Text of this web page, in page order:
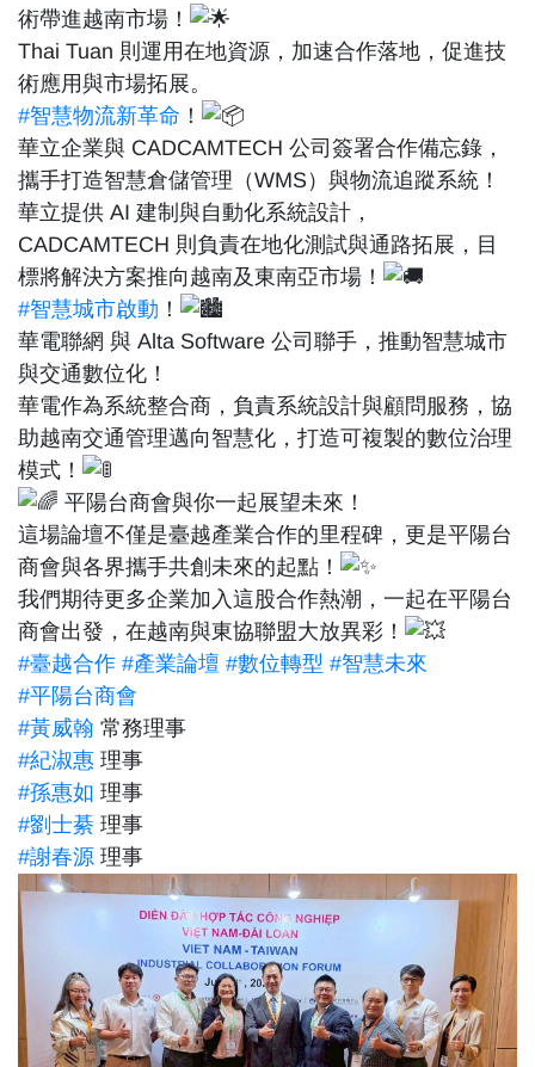
術帶進越南市場！
Thai Tuan 則運用在地資源，加速合作落地，促進技
術應用與市場拓展。
#智慧物流新革命 ！
華立企業與 CADCAMTECH 公司簽署合作備忘錄，
攜手打造智慧倉儲管理（WMS）與物流追蹤系統！
華立提供 AI 建制與自動化系統設計，
CADCAMTECH 則負責在地化測試與通路拓展，目
標將解決方案推向越南及東南亞市場！
#智慧城市啟動 ！
華電聯網 與 Alta Software 公司聯手，推動智慧城市
與交通數位化！
華電作為系統整合商，負責系統設計與顧問服務，協
助越南交通管理邁向智慧化，打造可複製的數位治理
模式！
平陽台商會與你一起展望未來！
這場論壇不僅是臺越產業合作的里程碑，更是平陽台
商會與各界攜手共創未來的起點！
我們期待更多企業加入這股合作熱潮，一起在平陽台
商會出發，在越南與東協聯盟大放異彩！
#臺越合作 #產業論壇 #數位轉型 #智慧未來
#平陽台商會
#黃威翰 常務理事
#紀淑惠 理事
#孫惠如 理事
#劉士綦 理事
#謝春源 理事